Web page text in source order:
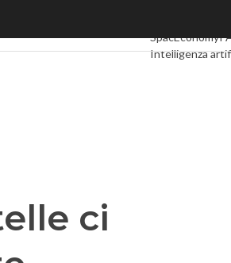
SpacEconomy
Intelligenza
ci